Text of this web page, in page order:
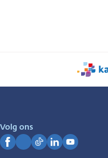
Volg ons